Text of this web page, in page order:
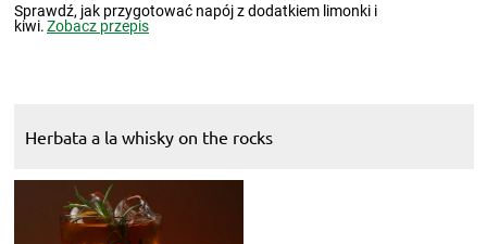
Sprawdź, jak przygotować napój z dodatkiem limonki i
kiwi.Zobacz przepis
Herbata a la whisky on the rocks